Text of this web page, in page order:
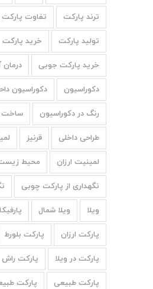
ترند پارکت تفاوت
تولید پارکت خرید پارکت
خرید پارکت جوبی درمان
دکوراسیون دکوراسیون
رنگ در دکوراسیون ساخت
طراحی داخلی قرنیز
لمینیت ارزان محیط
نگهداری از پارکت چوبی
ویلا ویلا شمال پارفیکا
پارکت ارزان پارکت بلورط
پارکت در ویلا پارکت راش
پارکت طبیعی پارکت